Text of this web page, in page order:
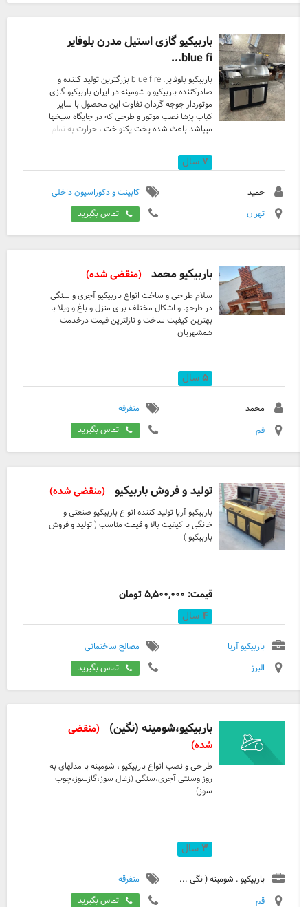
باربیکیو گازی استیل مدرن بلوفایر
blue fi...
باربیکیو بلوفایر. blue fire بزرگترین تولید کننده و
صادرکننده باربیکیو و شومینه در ایران باربیکیو گازی
موتوردار جوجه گردان تفاوت این محصول با سایر
کباب پزها نصب موتور و طرحی که در جایگاه سیخها
میباشد باعث شده پخت یکنواخت ، حرارت به تمام
شود این محصول منحصر بفرد برای بهترین نوع
پخت ، پخت سریع و آسان ، دارای ترمومتر جهت
رعایت استاندارد حفاظتی و...... مناسب روفگاردن ،
ویلاهای لاکچری و...... تولید کننده حرفه‌ای باربیکیو
و کباب‌پز با کیفیت عالی آیا به دنبال یک کباب‌پز با
سال
حمید
کابینت و دکوراسیون داخلی
تهران
تماس بگیرید
باربیکیو محمد (منقضی شده)
سلام طراحی و ساخت انواع باربیکیو آجری و سنگی
در طرحها و اشکال مختلف برای منزل و باغ و ویلا با
بهترین کیفیت ساخت و نازلترین قیمت درخدمت
همشهریان
سال
محمد
متفرقه
قم
تماس بگیرید
تولید و فروش باربیکیو (منقضی شده)
باربیکیو آریا تولید کننده انواع باربیکیو صنعتی و
خانگی با کیفیت بالا و قیمت مناسب ( تولید و فروش
باربیکیو )
قیمت: ۵,۵۰۰,۰۰۰ تومان
سال
باربیکیو آریا
مصالح ساختمانی
البرز
تماس بگیرید
باربیکیو،شومینه (نگین)
(منقضی
شده)
طراحی و نصب انواع باربیکیو ، شومینه با مدلهای به
روز وسنتی آجری،سنگی (زغال سوز،گازسوز،چوب
سوز)
سال
باربیکیو . شومینه ( نگی ...
متفرقه
قم
تماس بگیرید